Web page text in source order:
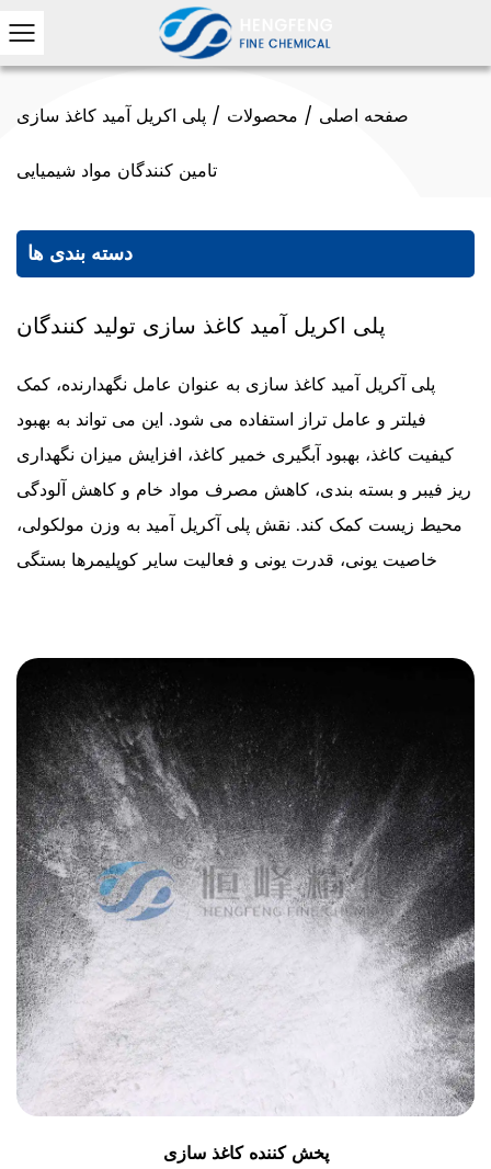
صفحه اصلی / محصولات / پلی اکریل آمید کاغذ سازی
تامین کنندگان مواد شیمیایی
دسته بندی ها
پلی اکریل آمید کاغذ سازی تولید کنندگان
پلی آکریل آمید کاغذ سازی به عنوان عامل نگهدارنده، کمک
فیلتر و عامل تراز استفاده می شود. این می تواند به بهبود
کیفیت کاغذ، بهبود آبگیری خمیر کاغذ، افزایش میزان نگهداری
ریز فیبر و بسته بندی، کاهش مصرف مواد خام و کاهش آلودگی
محیط زیست کمک کند. نقش پلی آکریل آمید به وزن مولکولی،
خاصیت یونی، قدرت یونی و فعالیت سایر کوپلیمرها بستگی
پخش کننده کاغذ سازی